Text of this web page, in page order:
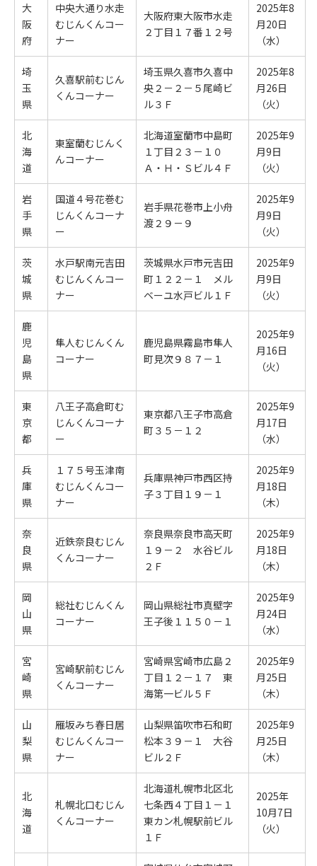
大
阪
府
中央大通り水走
むじんくんコー
ナー
大阪府東大阪市水走
２丁目１７番１２号
2025年8
月20日
（水）
埼
玉
県
久喜駅前むじん
くんコーナー
埼玉県久喜市久喜中
央２－２－５尾崎ビ
ル３Ｆ
2025年8
月26日
（火）
北
海
道
東室蘭むじんく
んコーナー
北海道室蘭市中島町
１丁目２３－１０
Ａ・Ｈ・Ｓビル４Ｆ
2025年9
月9日
（火）
岩
手
県
国道４号花巻む
じんくんコーナ
ー
岩手県花巻市上小舟
渡２９－９
2025年9
月9日
（火）
茨
城
県
水戸駅南元吉田
むじんくんコー
ナー
茨城県水戸市元吉田
町１２２－１ メル
ベーユ水戸ビル１Ｆ
2025年9
月9日
（火）
鹿
児
島
県
隼人むじんくん
コーナー
鹿児島県霧島市隼人
町見次９８７－１
2025年9
月16日
（火）
東
京
都
八王子高倉町む
じんくんコーナ
ー
東京都八王子市高倉
町３５－１２
2025年9
月17日
（水）
兵
庫
県
１７５号玉津南
むじんくんコー
ナー
兵庫県神戸市西区持
子３丁目１９－１
2025年9
月18日
（木）
奈
良
県
近鉄奈良むじん
くんコーナー
奈良県奈良市高天町
１９－２ 水谷ビル
２Ｆ
2025年9
月18日
（木）
岡
山
県
総社むじんくん
コーナー
岡山県総社市真壁字
王子後１１５０－１
2025年9
月24日
（水）
宮
崎
県
宮崎駅前むじん
くんコーナー
宮崎県宮崎市広島２
丁目１２－１７ 東
海第一ビル５Ｆ
2025年9
月25日
（木）
山
梨
県
雁坂みち春日居
むじんくんコー
ナー
山梨県笛吹市石和町
松本３９－１ 大谷
ビル２Ｆ
2025年9
月25日
（木）
北
海
道
札幌北口むじん
くんコーナー
北海道札幌市北区北
七条西４丁目１－１
東カン札幌駅前ビル
１Ｆ
2025年
10月7日
（火）